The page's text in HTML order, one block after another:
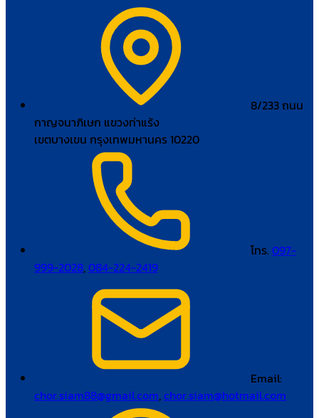
8/233 ถนน
กาญจนาภิเษก แขวงท่าแร้ง
เขตบางเขน กรุงเทพมหานคร 10220
โทร. 097-
999-2028,084-224-2419
Email:
chor.siam88@gmail.com,chor.siam@hotmail.com